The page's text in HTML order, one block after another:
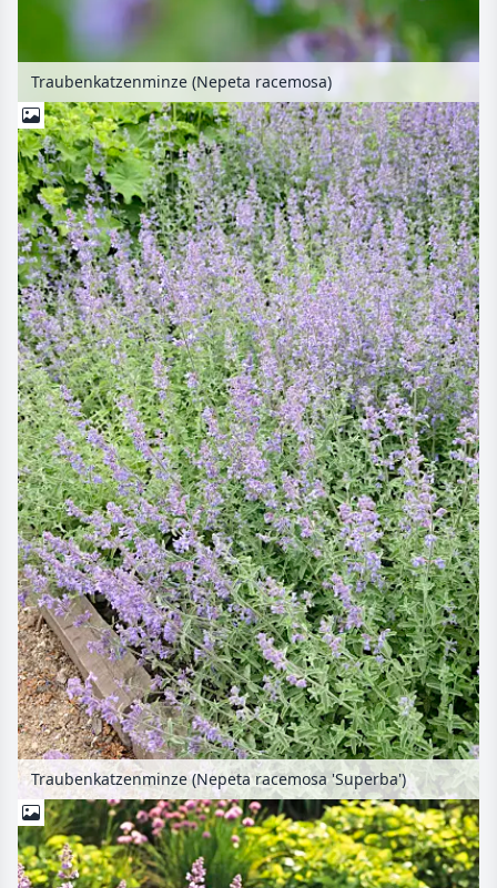
Traubenkatzenminze (Nepeta racemosa)
Traubenkatzenminze (Nepeta racemosa 'Superba')